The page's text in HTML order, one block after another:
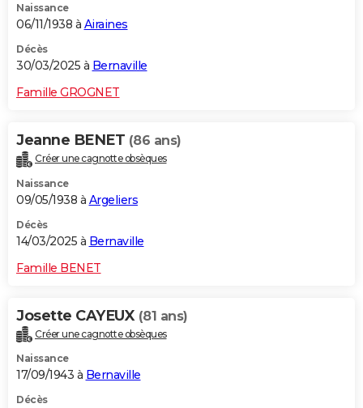
Naissance
06/11/1938 à Airaines
Décès
30/03/2025 à Bernaville
Famille GROGNET
Jeanne BENET (86 ans)
Créer une cagnotte obsèques
Naissance
09/05/1938 à Argeliers
Décès
14/03/2025 à Bernaville
Famille BENET
Josette CAYEUX (81 ans)
Créer une cagnotte obsèques
Naissance
17/09/1943 à Bernaville
Décès